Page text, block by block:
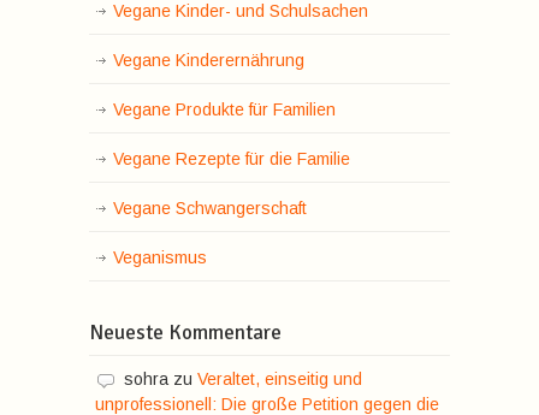
Vegane Kinder- und Schulsachen
Vegane Kinderernährung
Vegane Produkte für Familien
Vegane Rezepte für die Familie
Vegane Schwangerschaft
Veganismus
Neueste Kommentare
sohra zu Veraltet, einseitig und
unprofessionell: Die große Petition gegen die